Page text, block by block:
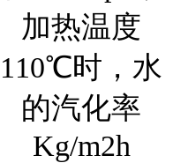
加热温度
110℃时，水
的汽化率
Kg/m2h